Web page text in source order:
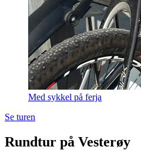
Med sykkel på ferja
Se turen
Rundtur på Vesterøy